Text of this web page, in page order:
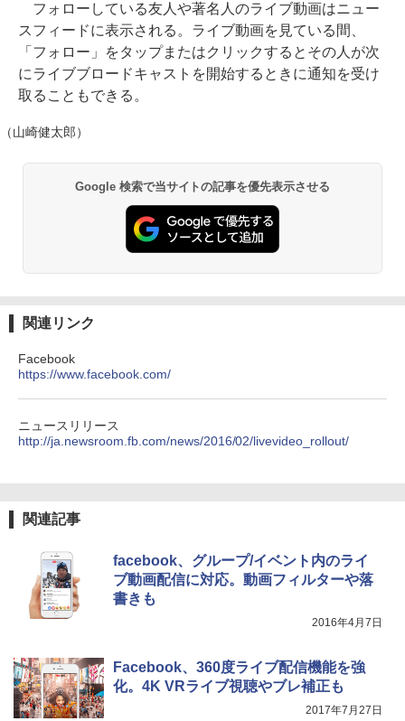
フォローしている友人や著名人のライブ動画はニュー
スフィードに表示される。ライブ動画を見ている間、
「フォロー」をタップまたはクリックするとその人が次
にライブブロードキャストを開始するときに通知を受け
取ることもできる。
（山崎健太郎）
Google 検索で当サイトの記事を優先表示させる
関連リンク
Facebook
https://www.facebook.com/
ニュースリリース
http://ja.newsroom.fb.com/news/2016/02/livevideo_rollout/
関連記事
facebook、グループ/イベント内のライ
ブ動画配信に対応。動画フィルターや落
書きも
2016年4月7日
Facebook、360度ライブ配信機能を強
化。4K VRライブ視聴やブレ補正も
2017年7月27日